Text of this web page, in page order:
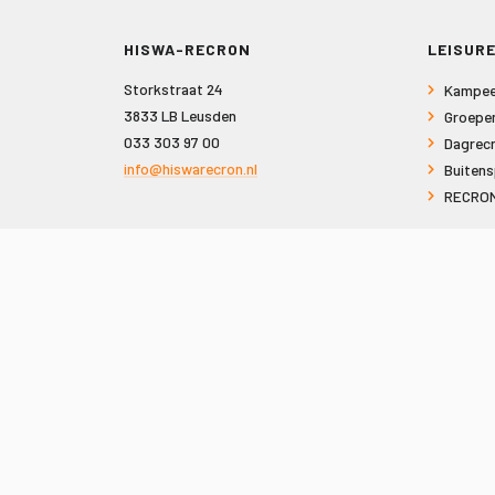
HISWA-RECRON
Storkstraat 24
3833 LB Leusden
033 303 97 00
info@hiswarecron.nl